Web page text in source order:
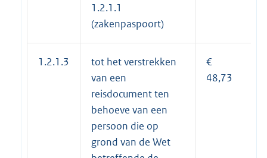
1.2.1.1
(zakenpaspoort)
1.2.1.3
tot het verstrekken
van een
reisdocument ten
behoeve van een
persoon die op
grond van de Wet
€
48,73